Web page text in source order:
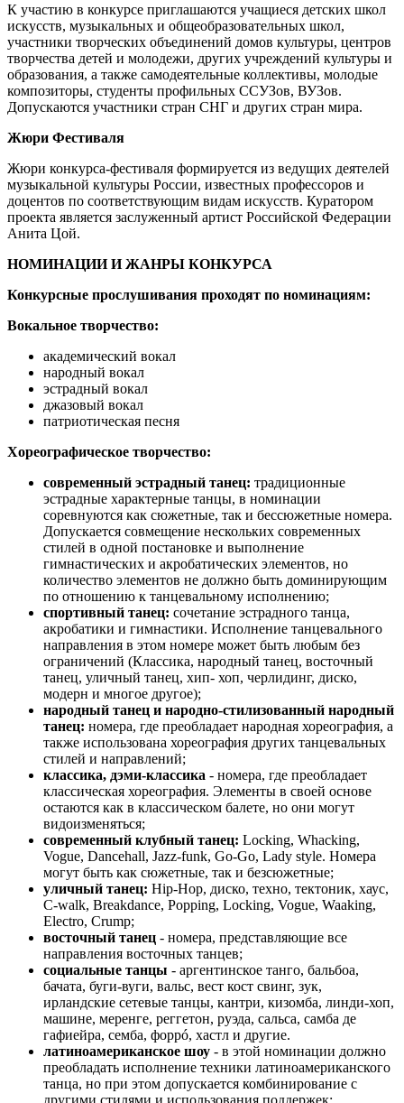
К участию в конкурсе приглашаются учащиеся детских школ
искусств, музыкальных и общеобразовательных школ,
участники творческих объединений домов культуры, центров
творчества детей и молодежи, других учреждений культуры и
образования, а также самодеятельные коллективы, молодые
композиторы, студенты профильных ССУЗов, ВУЗов.
Допускаются участники стран СНГ и других стран мира.
Жюри Фестиваля
Жюри конкурса-фестиваля формируется из ведущих деятелей
музыкальной культуры России, известных профессоров и
доцентов по соответствующим видам искусств. Куратором
проекта является заслуженный артист Российской Федерации
Анита Цой.
НОМИНАЦИИ И ЖАНРЫ КОНКУРСА
Конкурсные прослушивания проходят по номинациям:
Вокальное творчество:
академический вокал
народный вокал
эстрадный вокал
джазовый вокал
патриотическая песня
Хореографическое творчество:
современный эстрадный танец: традиционные
эстрадные характерные танцы, в номинации
соревнуются как сюжетные, так и бессюжетные номера.
Допускается совмещение нескольких современных
стилей в одной постановке и выполнение
гимнастических и акробатических элементов, но
количество элементов не должно быть доминирующим
по отношению к танцевальному исполнению;
спортивный танец: сочетание эстрадного танца,
акробатики и гимнастики. Исполнение танцевального
направления в этом номере может быть любым без
ограничений (Классика, народный танец, восточный
танец, уличный танец, хип- хоп, черлидинг, диско,
модерн и многое другое);
народный танец и народно-стилизованный народный
танец: номера, где преобладает народная хореография, а
также использована хореография других танцевальных
стилей и направлений;
классика, дэми-классика - номера, где преобладает
классическая хореография. Элементы в своей основе
остаются как в классическом балете, но они могут
видоизменяться;
современный клубный танец: Locking, Whacking,
Vogue, Dancehall, Jazz-funk, Go-Go, Lady style. Номера
могут быть как сюжетные, так и безсюжетные;
уличный танец: Hip-Hop, диско, техно, тектоник, хаус,
С-walk, Breakdance, Popping, Locking, Vogue, Waaking,
Electro, Crump;
восточный танец - номера, представляющие все
направления восточных танцев;
социальные танцы - аргентинское танго, бальбоа,
бачата, буги-вуги, вальс, вест кост свинг, зук,
ирландские сетевые танцы, кантри, кизомба, линди-хоп,
машине, меренге, реггетон, руэда, сальса, самба де
гафиейра, семба, форрó, хастл и другие.
латиноамериканское шоу - в этой номинации должно
преобладать исполнение техники латиноамериканского
танца, но при этом допускается комбинирование с
другими стилями и использования поддержек;